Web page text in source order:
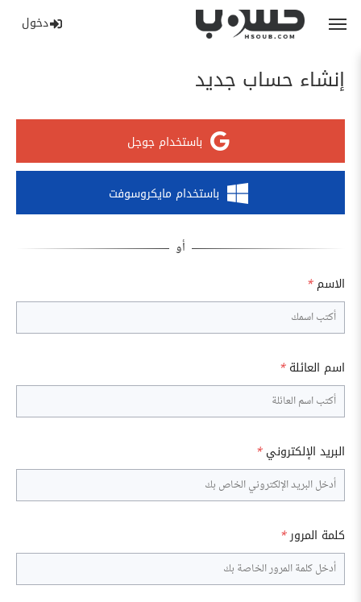
دخول
إنشاء حساب جديد
باستخدام جوجل
باستخدام مايكروسوفت
الاسم *
اسم العائلة *
البريد الإلكتروني *
كلمة المرور*